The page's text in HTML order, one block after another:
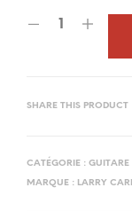
SHARE THIS PRODUCT
CATÉGORIE : GUITARE
MARQUE : LARRY